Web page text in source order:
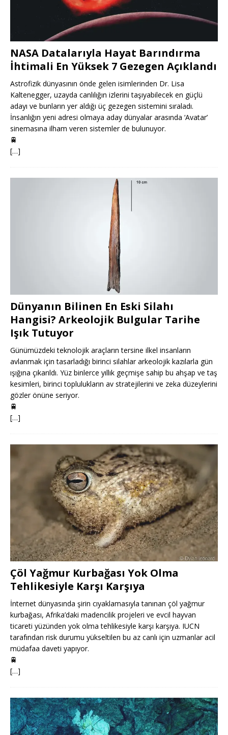
NASA Datalarıyla Hayat Barındırma
İhtimali En Yüksek 7 Gezegen Açıklandı
Astrofizik dünyasının önde gelen isimlerinden Dr. Lisa
Kaltenegger, uzayda canlılığın izlerini taşıyabilecek en güçlü
adayı ve bunların yer aldığı üç gezegen sistemini sıraladı.
İnsanlığın yeni adresi olmaya aday dünyalar arasında ‘Avatar’
sinemasına ilham veren sistemler de bulunuyor.
🚆
[…]
Dünyanın Bilinen En Eski Silahı
Hangisi? Arkeolojik Bulgular Tarihe
Işık Tutuyor
Günümüzdeki teknolojik araçların tersine ilkel insanların
avlanmak için tasarladığı birinci silahlar arkeolojik kazılarla gün
ışığına çıkarıldı. Yüz binlerce yıllık geçmişe sahip bu ahşap ve taş
kesimleri, birinci toplulukların av stratejilerini ve zeka düzeylerini
gözler önüne seriyor.
🚆
[…]
Çöl Yağmur Kurbağası Yok Olma
Tehlikesiyle Karşı Karşıya
İnternet dünyasında şirin cıyaklamasıyla tanınan çöl yağmur
kurbağası, Afrika’daki madencilik projeleri ve evcil hayvan
ticareti yüzünden yok olma tehlikesiyle karşı karşıya. IUCN
tarafından risk durumu yükseltilen bu az canlı için uzmanlar acil
müdafaa daveti yapıyor.
🚆
[…]